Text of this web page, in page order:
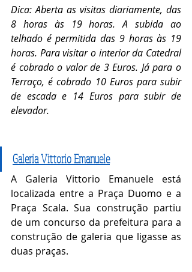
Dica: Aberta as visitas diariamente, das
8 horas às 19 horas. A subida ao
telhado é permitida das 9 horas às 19
horas. Para visitar o interior da Catedral
é cobrado o valor de 3 Euros. Já para o
Terraço, é cobrado 10 Euros para subir
de escada e 14 Euros para subir de
elevador.
Galeria Vittorio Emanuele
A Galeria Vittorio Emanuele está
localizada entre a Praça Duomo e a
Praça Scala. Sua construção partiu
de um concurso da prefeitura para a
construção de galeria que ligasse as
duas praças.